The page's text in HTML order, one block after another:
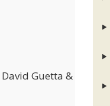
Guetta &